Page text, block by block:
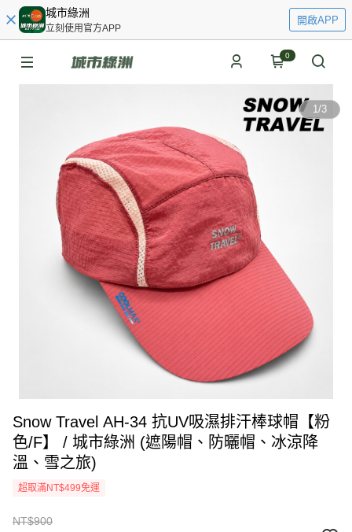
城市綠洲
立刻使用官方APP
開啟APP
0
1/3
Snow Travel AH-34 抗UV吸濕排汗棒球帽【粉
色/F】 / 城市綠洲 (遮陽帽、防曬帽、冰涼降
溫、雪之旅)
超取滿NT$499免運
NT$900